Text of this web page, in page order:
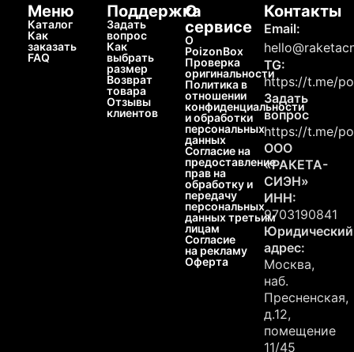
Меню
Каталог
Как
заказать
FAQ
Поддержка
Задать
вопрос
Как
выбрать
размер
Возврат
товара
Отзывы
клиентов
О
сервисе
О
PoizonBox
Проверка
оригинальности
Политика в
отношении
конфиденциальности
и обработки
персональных
данных
Согласие на
предоставление
прав на
обработку и
передачу
персональных
данных третьим
лицам
Согласие
на рекламу
Оферта
Контакты
Email:
TG:
https://t.me/
Задать
вопрос
https://t.me/
ООО
«РАКЕТА-
СИЭН»
ИНН:
9703190841
Юридический
адрес:
Москва,
наб.
Пресненская,
д.12,
помещение
11/45